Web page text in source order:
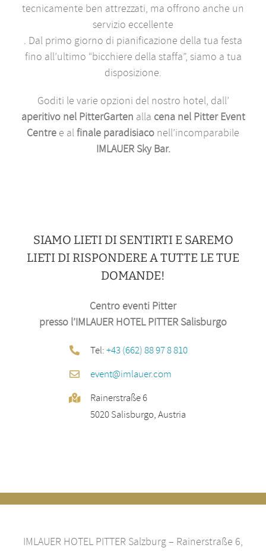
tecnicamente ben attrezzati, ma offrono anche un
servizio eccellente
. Dal primo giorno di pianificazione della tua festa
fino all’ultimo “bicchiere della staffa”, siamo a tua
disposizione.
Goditi le varie opzioni del nostro hotel, dall’
aperitivo nel PitterGarten alla cenanel Pitter Event
Centre e alfinale paradisiaco nell’incomparabile
IMLAUER Sky Bar.
SIAMO LIETI DI SENTIRTI E SAREMO
LIETI DI RISPONDERE A TUTTE LE TUE
DOMANDE!
Centro eventi Pitter
presso l’IMLAUER HOTEL PITTER Salisburgo
Tel:+43 (662) 88 97 8 810
event@imlauer.com
Rainerstraße 6
5020 Salisburgo, Austria
IMLAUER HOTEL PITTER Salzburg – Rainerstraße 6,